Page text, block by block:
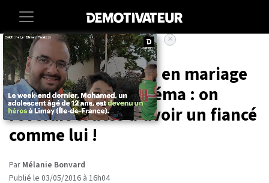
Accueil
Il fait une demande en mariage
dingue dans un cinéma : on
rêverait toutes d'avoir un fiancé
comme lui !
Par Mélanie Bonvard
Publié le 03/05/2016 à 16h04
×